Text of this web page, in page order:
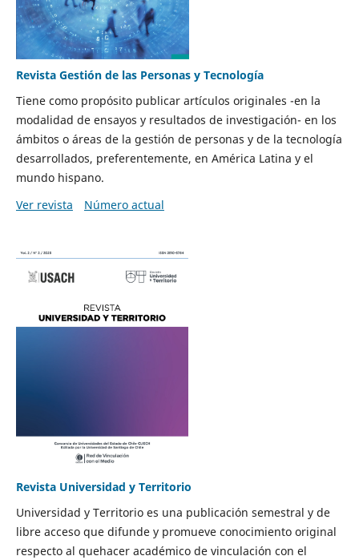
Revista Gestión de las Personas y Tecnología
Tiene como propósito publicar artículos originales -en la
modalidad de ensayos y resultados de investigación- en los
ámbitos o áreas de la gestión de personas y de la tecnología
desarrollados, preferentemente, en América Latina y el
mundo hispano.
Ver revista
Número actual
Revista Universidad y Territorio
Universidad y Territorio es una publicación semestral y de
libre acceso que difunde y promueve conocimiento original
respecto al quehacer académico de vinculación con el